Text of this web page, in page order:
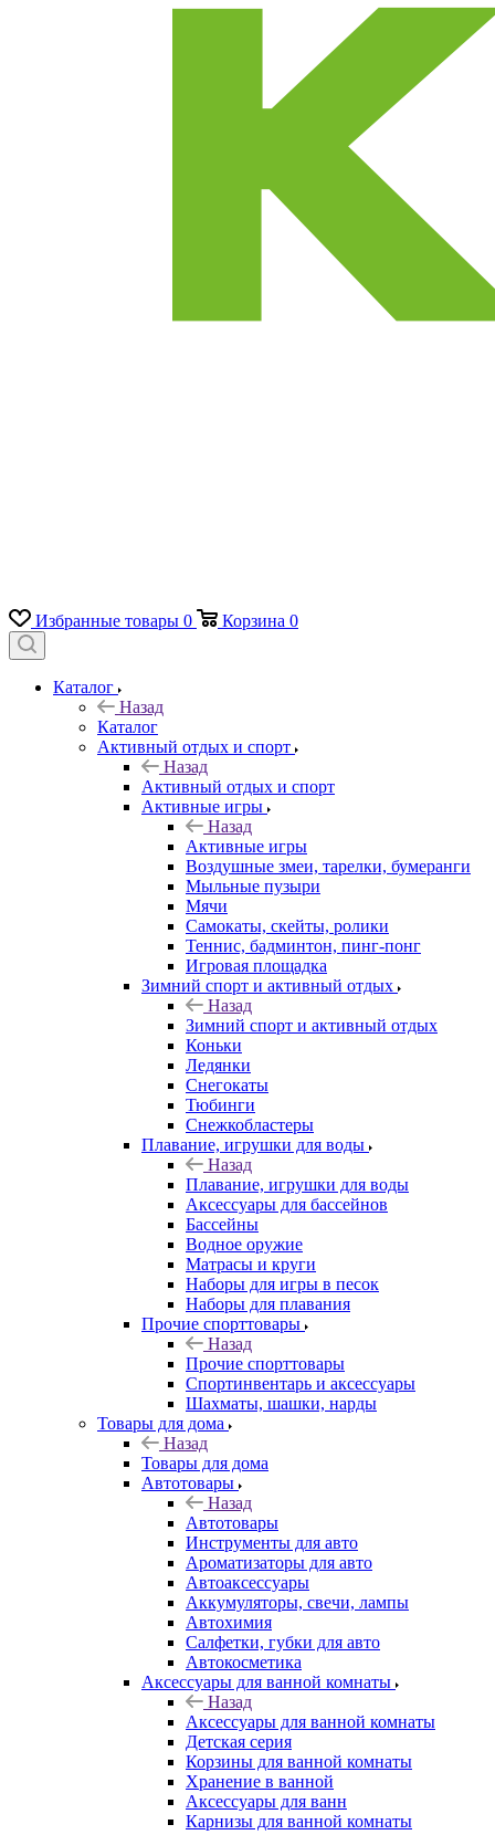
Избранные товары 0 Корзина 0
Каталог
Назад
Каталог
Активный отдых и спорт
Назад
Активный отдых и спорт
Активные игры
Назад
Активные игры
Воздушные змеи, тарелки, бумеранги
Мыльные пузыри
Мячи
Самокаты, скейты, ролики
Теннис, бадминтон, пинг-понг
Игровая площадка
Зимний спорт и активный отдых
Назад
Зимний спорт и активный отдых
Коньки
Ледянки
Снегокаты
Тюбинги
Снежкобластеры
Плавание, игрушки для воды
Назад
Плавание, игрушки для воды
Аксессуары для бассейнов
Бассейны
Водное оружие
Матрасы и круги
Наборы для игры в песок
Наборы для плавания
Прочие спорттовары
Назад
Прочие спорттовары
Спортинвентарь и аксессуары
Шахматы, шашки, нарды
Товары для дома
Назад
Товары для дома
Автотовары
Назад
Автотовары
Инструменты для авто
Ароматизаторы для авто
Автоаксессуары
Аккумуляторы, свечи, лампы
Автохимия
Салфетки, губки для авто
Автокосметика
Аксессуары для ванной комнаты
Назад
Аксессуары для ванной комнаты
Детская серия
Корзины для ванной комнаты
Хранение в ванной
Аксессуары для ванн
Карнизы для ванной комнаты